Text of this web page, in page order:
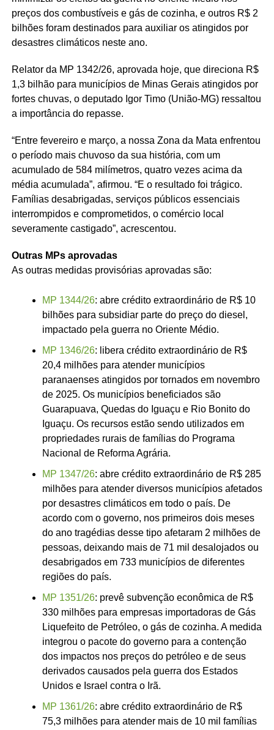
preços dos combustíveis e gás de cozinha, e outros R$ 2
bilhões foram destinados para auxiliar os atingidos por
desastres climáticos neste ano.
Relator da MP 1342/26, aprovada hoje, que direciona R$
1,3 bilhão para municípios de Minas Gerais atingidos por
fortes chuvas, o deputado Igor Timo (União-MG) ressaltou
a importância do repasse.
“Entre fevereiro e março, a nossa Zona da Mata enfrentou
o período mais chuvoso da sua história, com um
acumulado de 584 milímetros, quatro vezes acima da
média acumulada”, afirmou. “E o resultado foi trágico.
Famílias desabrigadas, serviços públicos essenciais
interrompidos e comprometidos, o comércio local
severamente castigado”, acrescentou.
Outras MPs aprovadas
As outras medidas provisórias aprovadas são:
MP 1344/26: abre crédito extraordináriode R$ 10
bilhões para subsidiar parte do preço do diesel,
impactado pela guerra no Oriente Médio.
MP 1346/26: libera crédito extraordinário de R$
20,4 milhões para atender municípios
paranaenses atingidos por tornados em novembro
de 2025. Os municípios beneficiados são
Guarapuava, Quedas do Iguaçu e Rio Bonito do
Iguaçu. Os recursos estão sendo utilizados em
propriedades rurais de famílias do Programa
Nacional de Reforma Agrária.
MP 1347/26: abre crédito extraordinário de R$ 285
milhões para atender diversos municípios afetados
por desastres climáticos em todo o país. De
acordo com o governo, nos primeiros dois meses
do ano tragédias desse tipo afetaram 2 milhões de
pessoas, deixando mais de 71 mil desalojados ou
desabrigados em 733 municípios de diferentes
regiões do país.
MP 1351/26: prevê subvenção econômica de R$
330 milhões para empresas importadoras de Gás
Liquefeito de Petróleo, o gás de cozinha. A medida
integrou o pacote do governo para a contenção
dos impactos nos preços do petróleo e de seus
derivados causados pela guerra dos Estados
Unidos e Israel contra o Irã.
MP 1361/26: abre crédito extraordinário de R$
75,3 milhões para atender mais de 10 mil famílias